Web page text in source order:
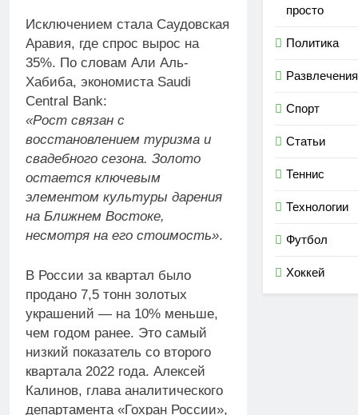
Исключением стала Саудовская
Аравия, где спрос вырос на
35%. По словам Али Аль-
Хабиба, экономиста Saudi
Central Bank:
«Рост связан с
восстановлением туризма и
свадебного сезона. Золото
остается ключевым
элементом культуры дарения
на Ближнем Востоке,
несмотря на его стоимость».
В России за квартал было
продано 7,5 тонн золотых
украшений — на 10% меньше,
чем годом ранее. Это самый
низкий показатель со второго
квартала 2022 года. Алексей
Калинов, глава аналитического
департамента «Гохран России»,
просто
Политика
Развлечения
Спорт
Статьи
Теннис
Технологии
Футбол
Хоккей